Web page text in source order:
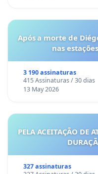
Após a morte de
nas
3 190 assinaturas
415 Assinaturas / 30 dias
13 May 2026
PELA ACEITAÇÃO DE
327 assinaturas